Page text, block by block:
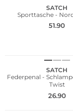
SATCH
Sporttasche -
51.90
SATCH
Federpenal -
Twist
26.90